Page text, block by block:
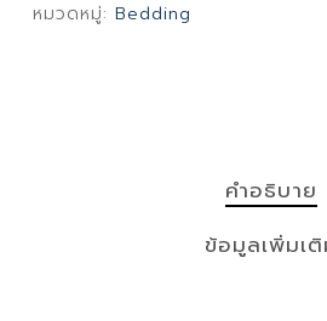
หมวดหมู่: Bedding
คำอธิบาย
ข้อมูลเพิ่มเ